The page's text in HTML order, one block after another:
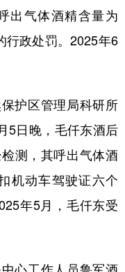
南 西藏
海
عربى
出气体酒精含量为
行政处罚。2025年6
护区管理局科研所
5日晚，毛仟东酒后
测，其呼出气体酒
机动车驾驶证六个
年5月，毛仟东受
心工作人员鲁军酒